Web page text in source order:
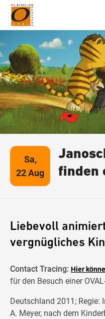
Sa,
22 Aug
finden
Liebevoll
vergnügliches
Contact Tracing: Hier
für den Besuch einer
Deutschland 2011; Regie:
A. Meyer, nach dem